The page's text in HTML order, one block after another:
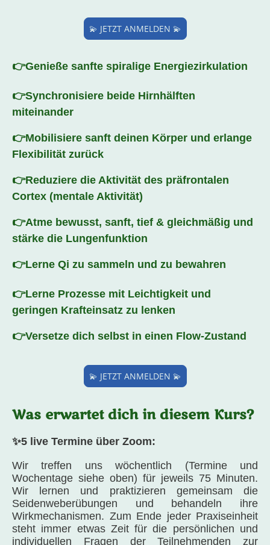
💫 JETZT ANMELDEN 💫
👉Genieße sanfte spiralige Energiezirkulation
👉Synchronisiere beide Hirnhälften
miteinander
👉Mobilisiere sanft deinen Körper und erlange
Flexibilität zurück
👉Reduziere die Aktivität des präfrontalen
Cortex (mentale Aktivität)
👉Atme bewusst, sanft, tief & gleichmäßig und
stärke die Lungenfunktion
👉Lerne Qi zu sammeln und zu bewahren
👉Lerne Prozesse mit Leichtigkeit und
geringen Krafteinsatz zu lenken
👉Versetze dich selbst in einen Flow-Zustand
💫 JETZT ANMELDEN 💫
Was erwartet dich in diesem Kurs?
✨5 live Termine über Zoom:
Wir treffen uns wöchentlich (Termine und
Wochentage siehe oben) für jeweils 75 Minuten.
Wir lernen und praktizieren gemeinsam die
Seidenweberübungen und behandeln ihre
Wirkmechanismen. Zum Ende jeder Praxiseinheit
steht immer etwas Zeit für die persönlichen und
individuellen Fragen der Teilnehmenden zur